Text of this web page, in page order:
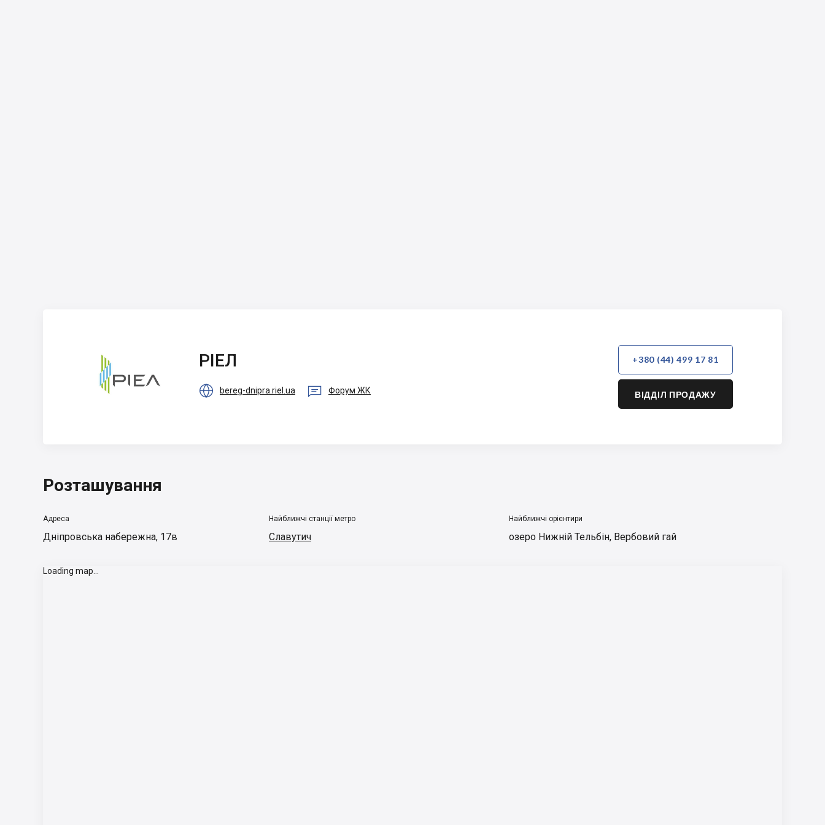
РІЕЛ
 bereg-dnipra.riel.ua  Форум ЖК
+380 (44) 499 17 81
ВІДДІЛ ПРОДАЖУ
Розташування
Адреса
Дніпровська набережна, 17в
Найближчі станції метро
Славутич
Найближчі орієнтири
озеро Нижній Тельбін, Вербовий гай
Loading map...